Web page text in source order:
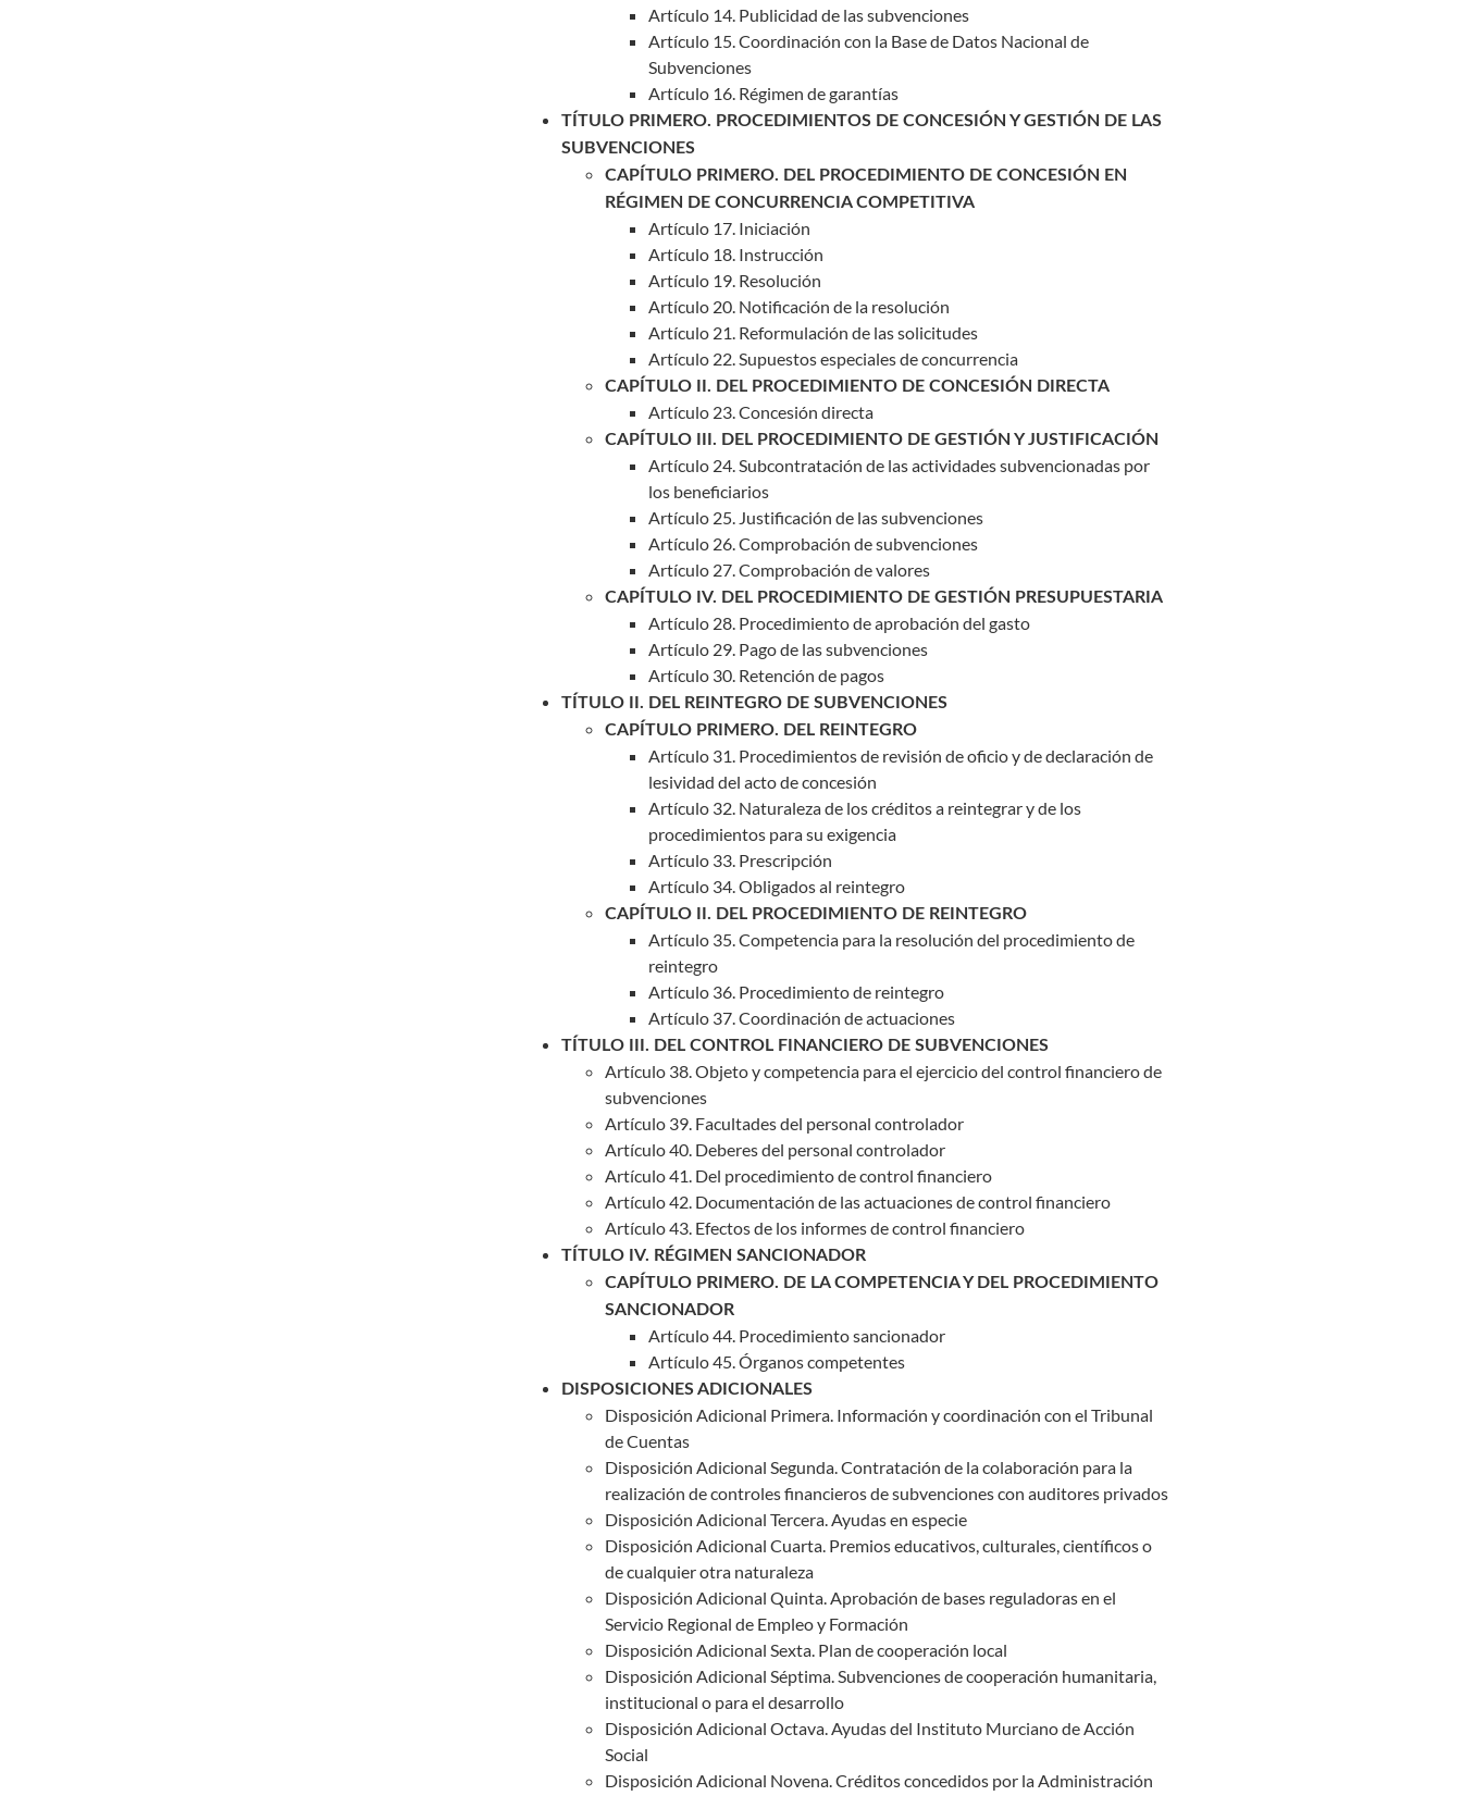
Artículo 14. Publicidad de las subvenciones
Artículo 15. Coordinación con la Base de Datos Nacional de
Subvenciones
Artículo 16. Régimen de garantías
TÍTULO PRIMERO. PROCEDIMIENTOS DE CONCESIÓN Y GESTIÓN DE LAS
SUBVENCIONES
CAPÍTULO PRIMERO. DEL PROCEDIMIENTO DE CONCESIÓN EN
RÉGIMEN DE CONCURRENCIA COMPETITIVA
Artículo 17. Iniciación
Artículo 18. Instrucción
Artículo 19. Resolución
Artículo 20. Notificación de la resolución
Artículo 21. Reformulación de las solicitudes
Artículo 22. Supuestos especiales de concurrencia
CAPÍTULO II. DEL PROCEDIMIENTO DE CONCESIÓN DIRECTA
Artículo 23. Concesión directa
CAPÍTULO III. DEL PROCEDIMIENTO DE GESTIÓN Y JUSTIFICACIÓN
Artículo 24. Subcontratación de las actividades subvencionadas por
los beneficiarios
Artículo 25. Justificación de las subvenciones
Artículo 26. Comprobación de subvenciones
Artículo 27. Comprobación de valores
CAPÍTULO IV. DEL PROCEDIMIENTO DE GESTIÓN PRESUPUESTARIA
Artículo 28. Procedimiento de aprobación del gasto
Artículo 29. Pago de las subvenciones
Artículo 30. Retención de pagos
TÍTULO II. DEL REINTEGRO DE SUBVENCIONES
CAPÍTULO PRIMERO. DEL REINTEGRO
Artículo 31. Procedimientos de revisión de oficio y de declaración de
lesividad del acto de concesión
Artículo 32. Naturaleza de los créditos a reintegrar y de los
procedimientos para su exigencia
Artículo 33. Prescripción
Artículo 34. Obligados al reintegro
CAPÍTULO II. DEL PROCEDIMIENTO DE REINTEGRO
Artículo 35. Competencia para la resolución del procedimiento de
reintegro
Artículo 36. Procedimiento de reintegro
Artículo 37. Coordinación de actuaciones
TÍTULO III. DEL CONTROL FINANCIERO DE SUBVENCIONES
Artículo 38. Objeto y competencia para el ejercicio del control financiero de
subvenciones
Artículo 39. Facultades del personal controlador
Artículo 40. Deberes del personal controlador
Artículo 41. Del procedimiento de control financiero
Artículo 42. Documentación de las actuaciones de control financiero
Artículo 43. Efectos de los informes de control financiero
TÍTULO IV. RÉGIMEN SANCIONADOR
CAPÍTULO PRIMERO. DE LA COMPETENCIA Y DEL PROCEDIMIENTO
SANCIONADOR
Artículo 44. Procedimiento sancionador
Artículo 45. Órganos competentes
DISPOSICIONES ADICIONALES
Disposición Adicional Primera. Información y coordinación con el Tribunal
de Cuentas
Disposición Adicional Segunda. Contratación de la colaboración para la
realización de controles financieros de subvenciones con auditores privados
Disposición Adicional Tercera. Ayudas en especie
Disposición Adicional Cuarta. Premios educativos, culturales, científicos o
de cualquier otra naturaleza
Disposición Adicional Quinta. Aprobación de bases reguladoras en el
Servicio Regional de Empleo y Formación
Disposición Adicional Sexta. Plan de cooperación local
Disposición Adicional Séptima. Subvenciones de cooperación humanitaria,
institucional o para el desarrollo
Disposición Adicional Octava. Ayudas del Instituto Murciano de Acción
Social
Disposición Adicional Novena. Créditos concedidos por la Administración